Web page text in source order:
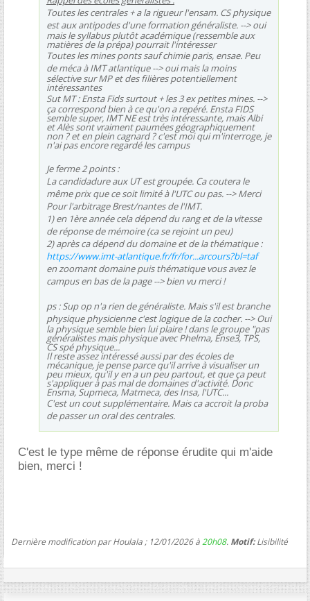
Toutes les centrales + a la rigueur l'ensam. CS physique
est aux antipodes d'une formation généraliste. --> oui
mais le syllabus plutôt académique (ressemble aux
matières de la prépa) pourrait l'intéresser
Toutes les mines ponts sauf chimie paris, ensae. Peu
de méca à IMT atlantique--> oui mais la moins
sélective sur MP et des filières potentiellement
intéressantes
Sut MT : Ensta Fids surtout + les 3 ex petites mines. -->
ça correspond bien à ce qu'on a repéré. Ensta FIDS
semble super, IMT NE est très intéressante, mais Albi
et Alès sont vraiment paumées géographiquement
non ? et en plein cagnard ? c'est moi qui m'interroge, je
n'ai pas encore regardé les campus
Je ferme 2 points :
La candidadure aux UT est groupée. Ca coutera le
même prix que ce soit limité à l'UTC ou pas. --> Merci
Pour l'arbitrage Brest/nantes de l'IMT.
1) en 1ère année cela dépend du rang et de la vitesse
de réponse de mémoire (ca se rejoint un peu)
2) après ca dépend du domaine et de la thématique :
https://www.imt-atlantique.fr/fr/for...arcours?bl=taf
en zoomant domaine puis thématique vous avez le
campus en bas de la page --> bien vu merci !
ps : Sup op n'a rien de généraliste. Mais s'il est branche
physique physicienne c'est logique de la cocher. --> Oui
la physique semble bien lui plaire ! dans le groupe "pas
généralistes mais physique avec Phelma, Ense3, TPS,
CS spé physique...
Il reste assez intéressé aussi par des écoles de
mécanique, je pense parce qu'il arrive à visualiser un
peu mieux, qu'il y en a un peu partout, et que ça peut
s'appliquer à pas mal de domaines d'activité. Donc
Ensma, Supmeca, Matmeca, des Insa, l'UTC...
C'est un cout supplémentaire. Mais ca accroit la proba
de passer un oral des centrales.
C'est le type même de réponse érudite qui m'aide
bien, merci !
Dernière modification par Houlala ; 12/01/2026 à20h08. Motif:Lisibilité